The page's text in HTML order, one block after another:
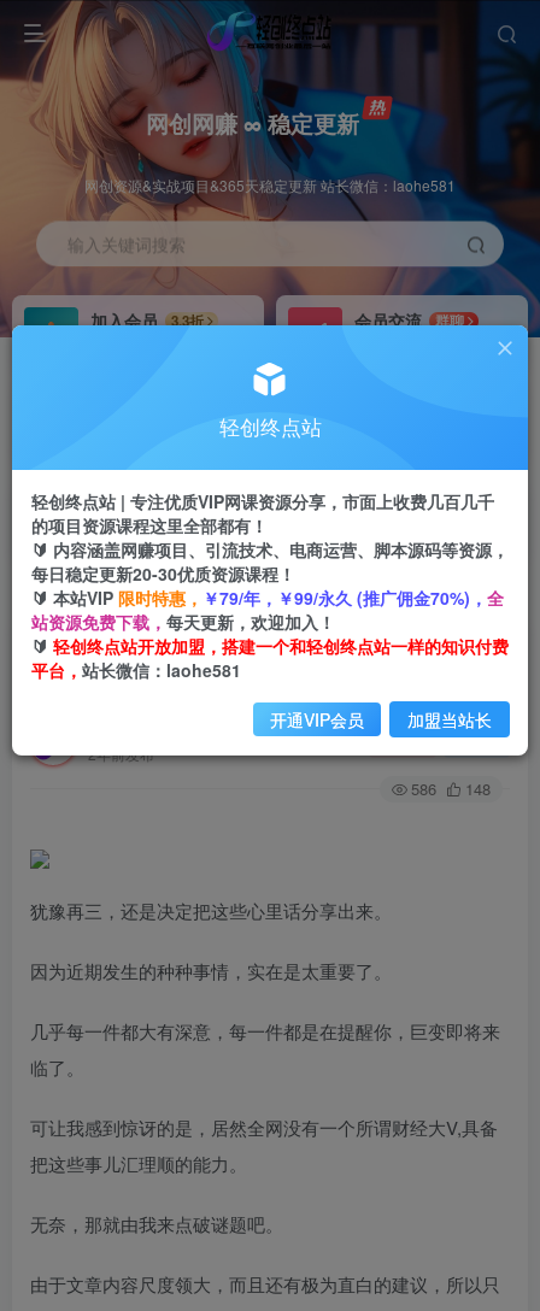
网创网赚 ∞ 稳定更新
网创资源&实战项目&365天稳定更新 站长微信：laohe581
输入关键词搜索
加入会员
3.3折
会员交流
群聊
首页 创业课程 会员专属 正文
（7358期）某付费文章：研透游戏规则 用适应的
方式赚钱，这几段话 恐怕有点泄露天机了
2年前发布
关注 私信
586 148
犹豫再三，还是决定把这些心里话分享出来。
因为近期发生的种种事情，实在是太重要了。
几乎每一件都大有深意，每一件都是在提醒你，巨变即将来
临了。
可让我感到惊讶的是，居然全网没有一个所谓财经大V,具备
把这些事儿汇理顺的能力。
无奈，那就由我来点破谜题吧。
由于文章内容尺度领大，而且还有极为直白的建议，所以只
轻创终点站
轻创终点站 | 专注优质VIP网课资源分享，市面上收费几百几千
的项目资源课程这里全部都有！
🔰 内容涵盖网赚项目、引流技术、电商运营、脚本源码等资源，
每日稳定更新20-30优质资源课程！
🔰 本站VIP 限时特惠， ￥79/年，￥99/永久 (推广佣金70%)， 全
站资源免费下载， 每天更新，欢迎加入！
🔰 轻创终点站开放加盟，搭建一个和轻创终点站一样的知识付费
平台， 站长微信：laohe581
开通VIP会员 加盟当站长